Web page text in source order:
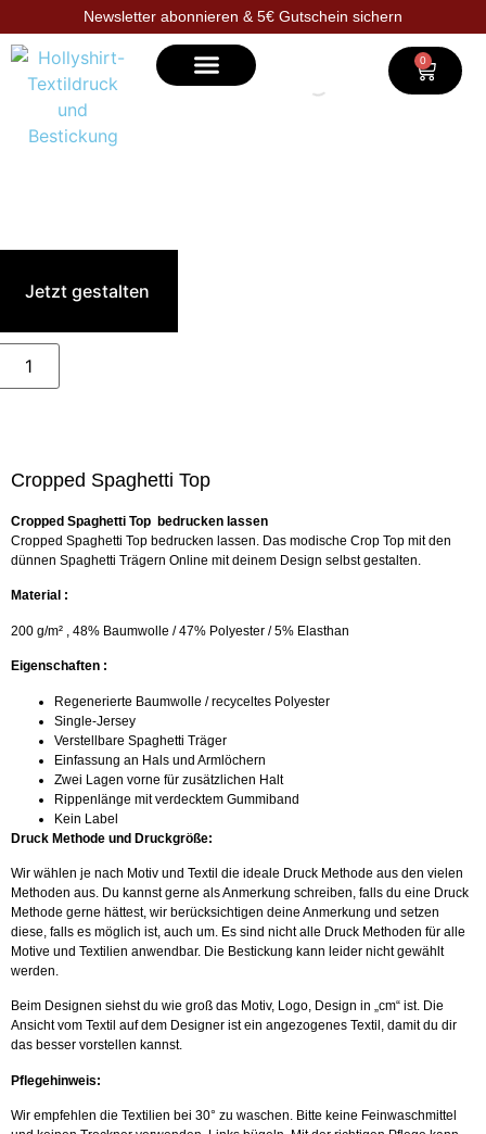
Newsletter abonnieren & 5€ Gutschein sichern
0
Cropped Spaghetti Top
Jetzt gestalten
Cropped Spaghetti Top bedrucken lassen
Cropped Spaghetti Top bedrucken lassen. Das modische Crop Top mit den
dünnen Spaghetti Trägern Online mit deinem Design selbst gestalten.
Material :
200 g/m² , 48% Baumwolle / 47% Polyester / 5% Elasthan
Eigenschaften :
Regenerierte Baumwolle / recyceltes Polyester
Single-Jersey
Verstellbare Spaghetti Träger
Einfassung an Hals und Armlöchern
Zwei Lagen vorne für zusätzlichen Halt
Rippenlänge mit verdecktem Gummiband
Kein Label
Druck Methode und Druckgröße:
Wir wählen je nach Motiv und Textil die ideale Druck Methode aus den vielen
Methoden aus. Du kannst gerne als Anmerkung schreiben, falls du eine Druck
Methode gerne hättest, wir berücksichtigen deine Anmerkung und setzen
diese, falls es möglich ist, auch um. Es sind nicht alle Druck Methoden für alle
Motive und Textilien anwendbar. Die Bestickung kann leider nicht gewählt
werden.
Beim Designen siehst du wie groß das Motiv, Logo, Design in „cm“ ist. Die
Ansicht vom Textil auf dem Designer ist ein angezogenes Textil, damit du dir
das besser vorstellen kannst.
Pflegehinweis:
Wir empfehlen die Textilien bei 30° zu waschen. Bitte keine Feinwaschmittel